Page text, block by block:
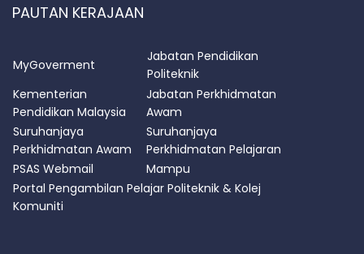
PAUTAN KERAJAAN
MyGoverment
Jabatan Pendidikan
Politeknik
Kementerian
Pendidikan Malaysia
Jabatan Perkhidmatan
Awam
Suruhanjaya
Perkhidmatan Awam
Suruhanjaya
Perkhidmatan Pelajaran
PSAS Webmail
Mampu
Portal Pengambilan Pelajar Politeknik & Kolej
Komuniti